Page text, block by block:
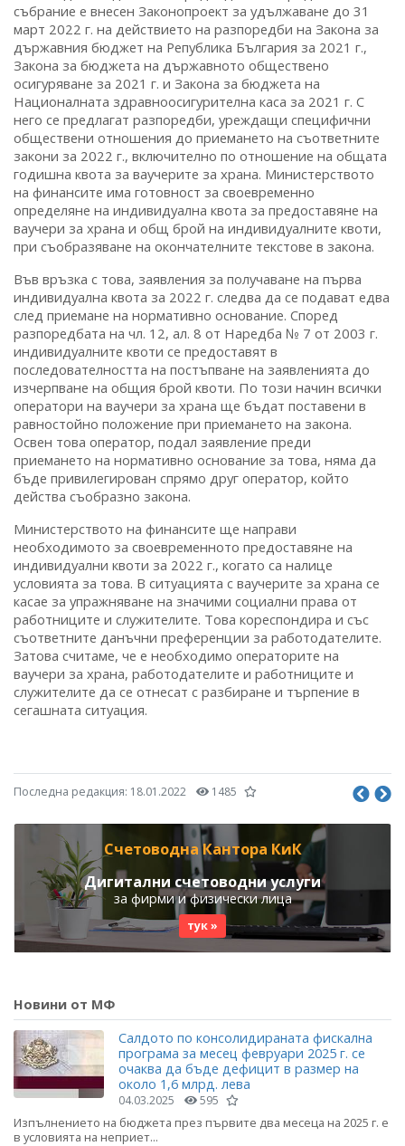
събрание е внесен Законопроект за удължаване до 31
март 2022 г. на действието на разпоредби на Закона за
държавния бюджет на Република България за 2021 г.,
Закона за бюджета на държавното обществено
осигуряване за 2021 г. и Закона за бюджета на
Националната здравноосигурителна каса за 2021 г. С
него се предлагат разпоредби, уреждащи специфични
обществени отношения до приемането на съответните
закони за 2022 г., включително по отношение на общата
годишна квота за ваучерите за храна. Министерството
на финансите има готовност за своевременно
определяне на индивидуална квота за предоставяне на
ваучери за храна и общ брой на индивидуалните квоти,
при съобразяване на окончателните текстове в закона.
Във връзка с това, заявления за получаване на първа
индивидуална квота за 2022 г. следва да се подават едва
след приемане на нормативно основание. Според
разпоредбата на чл. 12, ал. 8 от Наредба № 7 от 2003 г.
индивидуалните квоти се предоставят в
последователността на постъпване на заявленията до
изчерпване на общия брой квоти. По този начин всички
оператори на ваучери за храна ще бъдат поставени в
равностойно положение при приемането на закона.
Освен това оператор, подал заявление преди
приемането на нормативно основание за това, няма да
бъде привилегирован спрямо друг оператор, който
действа съобразно закона.
Министерството на финансите ще направи
необходимото за своевременното предоставяне на
индивидуални квоти за 2022 г., когато са налице
условията за това. В ситуацията с ваучерите за храна се
касае за упражняване на значими социални права от
работниците и служителите. Това кореспондира и със
съответните данъчни преференции за работодателите.
Затова считаме, че е необходимо операторите на
ваучери за храна, работодателите и работниците и
служителите да се отнесат с разбиране и търпение в
сегашната ситуация.
Последна редакция: 18.01.2022 1485
Счетоводна Кантора КиК
Дигитални счетоводни услуги
за фирми и физически лица
тук »
Новини от МФ
Салдото по консолидираната фискална
програма за месец февруари 2025 г. се
очаква да бъде дефицит в размер на
около 1,6 млрд. лева
04.03.2025 595
Изпълнението на бюджета през първите два месеца на 2025 г. е
в условията на неприет...